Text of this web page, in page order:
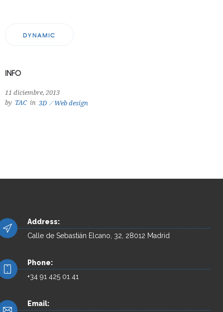
DYNAMIC
INFO
11 diciembre, 2013
by TAC in 3D Web design
Address:
Calle de Sebastián Elcano, 32, 28012 Madrid
Phone:
+34 91 425 01 41
Email: